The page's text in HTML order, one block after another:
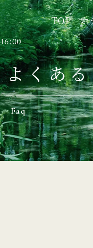
TOP ホ
TOP ホ
よくあ
Faq